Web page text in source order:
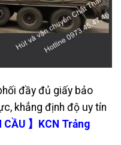
đầy đủ giấy bảo
khẳng định độ uy tín
CẦU 】KCN Trảng